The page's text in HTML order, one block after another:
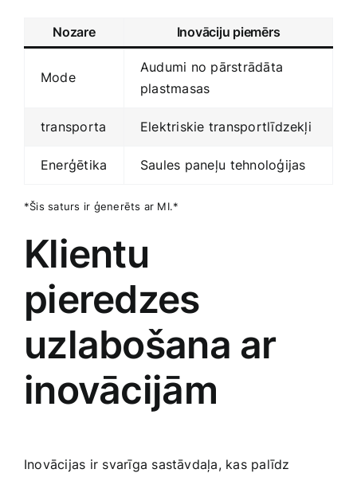
Nozare Inovāciju ⁢piemērs
Mode
Audumi no pārstrādāta
plastmasas
transporta Elektriskie transportlīdzekļi
Enerģētika Saules paneļu ⁢tehnoloģijas
*Šis saturs ir ģenerēts ar MI.*
Klientu
pieredzes⁣
uzlabošana ar
inovācijām
Inovācijas ir svarīga sastāvdaļa, kas palīdz